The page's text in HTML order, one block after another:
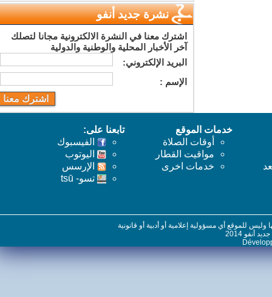
نشرة جديد أنفو
اشترك معنا في النشرة الالكترونية مجانا لتصلك
آخر الأخبار المحلية والوطنية والدولية
البريد اﻹلكتروني:
اﻹسم :
خدمات الموقع
أوقات الصلاة
مواقيت القطار
خدمات اخرى
تابعنا على:
الفيسبوك
اليوتوب
اﻹرسس
تسو- tsū
للموقع أي مسؤولية إعلامية أو أدبية أو قانونية
2014